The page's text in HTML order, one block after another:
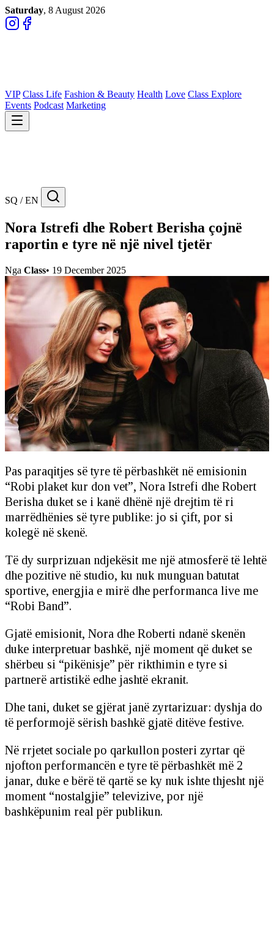
Saturday, 8 August 2026
VIP Class Life Fashion & Beauty Health Love Class Explore
Events Podcast Marketing
SQ / EN
Nora Istrefi dhe Robert Berisha çojnë
raportin e tyre në një nivel tjetër
Nga Class• 19 December 2025
Pas paraqitjes së tyre të përbashkët në emisionin
“Robi plaket kur don vet”, Nora Istrefi dhe Robert
Berisha duket se i kanë dhënë një drejtim të ri
marrëdhënies së tyre publike: jo si çift, por si
kolegë në skenë.
Të dy surprizuan ndjekësit me një atmosferë të lehtë
dhe pozitive në studio, ku nuk munguan batutat
sportive, energjia e mirë dhe performanca live me
“Robi Band”.
Gjatë emisionit, Nora dhe Roberti ndanë skenën
duke interpretuar bashkë, një moment që duket se
shërbeu si “pikënisje” për rikthimin e tyre si
partnerë artistikë edhe jashtë ekranit.
Dhe tani, duket se gjërat janë zyrtarizuar: dyshja do
të performojë sërish bashkë gjatë ditëve festive.
Në rrjetet sociale po qarkullon posteri zyrtar që
njofton performancën e tyre të përbashkët më 2
janar, duke e bërë të qartë se ky nuk ishte thjesht një
moment “nostalgjie” televizive, por një
bashkëpunim real për publikun.